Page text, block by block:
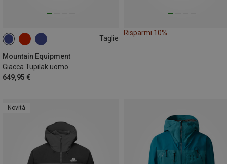
Taglie
Mountain Equipment
Giacca Tupilak uomo
649,95 €
S M L
Risparmi 10%
Novità